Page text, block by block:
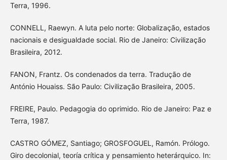
Terra, 1996.
CONNELL, Raewyn. A luta pelo norte: Globalização, estados
nacionais e desigualdade social. Rio de Janeiro: Civilização
Brasileira, 2012.
FANON, Frantz. Os condenados da terra. Tradução de
António Houaiss. São Paulo: Civilização Brasileira, 2005.
FREIRE, Paulo. Pedagogia do oprimido. Rio de Janeiro: Paz e
Terra, 1987.
CASTRO GÓMEZ, Santiago; GROSFOGUEL, Ramón. Prólogo.
Giro decolonial, teoría crítica y pensamiento heterárquico. In: